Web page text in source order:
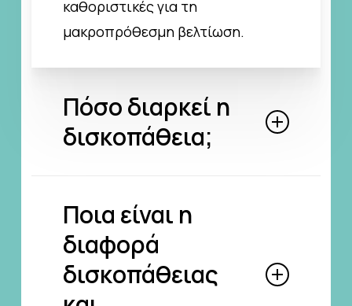
καθοριστικές για τη
μακροπρόθεσμη βελτίωση.
Πόσο διαρκεί η
δισκοπάθεια;
ο πόνος υποχωρεί μέσα σε 6–12
εβδομάδεςμε σωστή
αντιμετώπιση. Αν παραμένει
πάνω από 3 μήνες ή
Ποια είναι η
διαφορά
δισκοπάθειας